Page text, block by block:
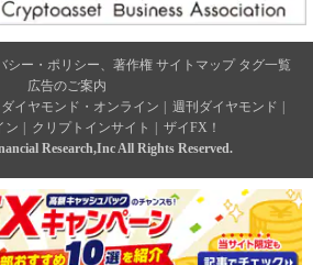
シー・ポリシー、著作権 サイトマップ タグ一覧
広告のご案内
ダイヤモンド・オンライン | 週刊ダイヤモンド |
ン | クリプトインサイト | ザイFX！
Research,Inc All Rights Reserved.